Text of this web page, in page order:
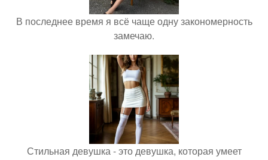
В последнее время я всё чаще одну закономерность
замечаю.
Стильная девушка - это девушка, которая умеет